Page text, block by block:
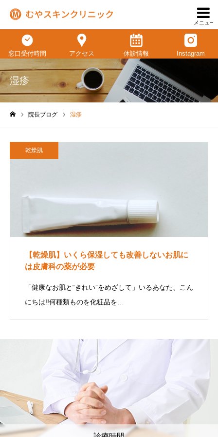
メニュー
窓口受付時間 アクセス 休診情報 Instagram
湿疹
院長ブログ 湿疹
乾燥肌
【乾燥肌】いくら保湿しても改善しないお肌に
は皮膚科の薬が必要
「健康なお肌と“きれい”をめざして」いるあなた、こん
にちは!!何種類ものを化粧品を…